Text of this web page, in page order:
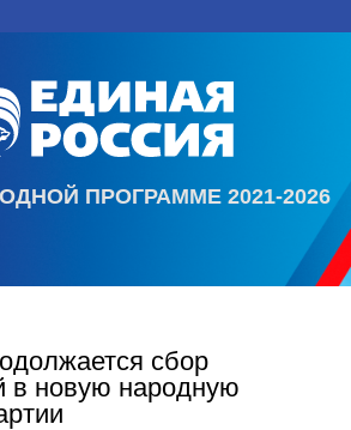
ПРОГРАММЕ 2021-2026
сбор
в новую народную